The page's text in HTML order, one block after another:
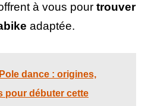
à vous pour trouver
adaptée.
Pole dance : origines,
pour débuter cette